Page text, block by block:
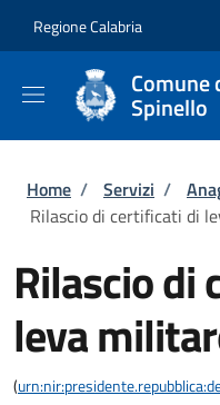
Regione Calabria
Comune
Spinello
Briciole di
Home / Servizi /
Rilascio di certificati di
Rilascio di
leva
(